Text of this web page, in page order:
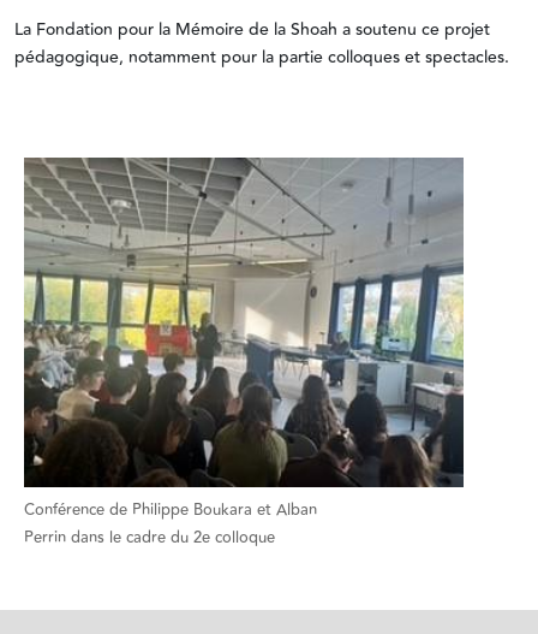
La Fondation pour la Mémoire de la Shoah a soutenu ce projet
pédagogique, notamment pour la partie colloques et spectacles.
Conférence de Philippe Boukara et Alban
Perrin dans le cadre du 2e colloque